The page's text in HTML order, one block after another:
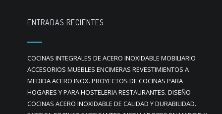
ENTRADAS RECIENTES
COCINAS INTEGRALES DE ACERO INOXIDABLE MOBILIARIO
ACCESORIOS MUEBLES ENCIMERAS REVESTIMIENTOS A
MEDIDA ACERO INOX. PROYECTOS DE COCINAS PARA
HOGARES Y PARA HOSTELERIA RESTAURANTES. DISEÑO
COCINAS ACERO INOXIDABLE DE CALIDAD Y DURABILIDAD.